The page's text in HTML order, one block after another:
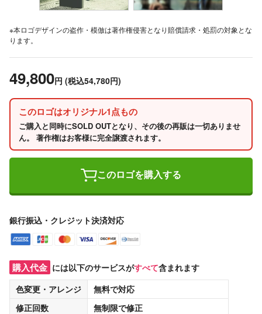
※本ロゴデザインの盗作・模倣は著作権侵害となり賠償請求・処罰の対象とな
ります。
49,800円 (税込54,780円)
このロゴはオリジナル1点もの
ご購入と同時にSOLD OUTとなり、その後の再販は一切ありませ
ん。 著作権はお客様に完全譲渡されます。
このロゴを購入する
銀行振込・クレジット決済対応
購入代金 には以下のサービスがすべて含まれます
色変更・アレンジ
無料で対応
修正回数
無制限で修正